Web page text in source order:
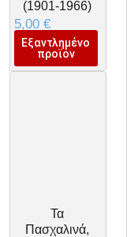
(1901-1966)
5,00 €
Εξαντλημένο
προϊόν
Τα
Πασχαλινά,